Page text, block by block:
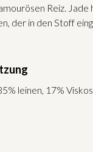
Reiz. Jade
der in den Stoff
leinen, 17%